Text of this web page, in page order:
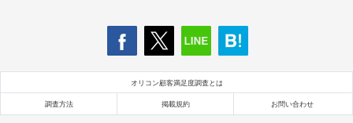
オリコン顧客満足度調査とは
調査方法 掲載規約 お問い合わせ